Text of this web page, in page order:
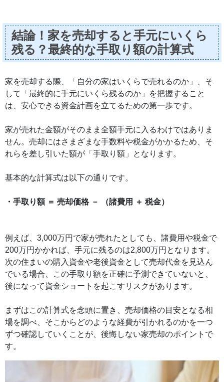
結論！家を売却すると手元にいくら
残る？最終的な手取り額の計算式
家を売却する際、「自分の家はいくらで売れるのか」、そ
して「最終的に手元にいくら残るのか」を把握すること
は、安心できる資金計画を立てるための第一歩です。
家が売れた金額がそのまま全額手元に入るわけではありま
せん。売却にはさまざまな手数料や税金がかかるため、そ
れらを差し引いた額が「手取り額」となります。
基本的な計算式は以下の通りです。
・手取り額 ＝ 売却価格 － （諸費用 ＋ 税金）
例えば、3,000万円で家が売れたとしても、諸費用や税金で
200万円かかれば、手元に残るのは2,800万円となります。
次の住まいの購入資金や老後資金として売却代金を見込ん
でいる場合、この手取り額を正確に予測できていないと、
後になって資金ショートを起こすリスクがあります。
まずはこの計算式を念頭に置き、売却価格の目安となる相
場を調べ、そこからどのような経費が引かれるのかを一つ
ずつ確認していくことが、後悔しない家売却のポイントで
す。